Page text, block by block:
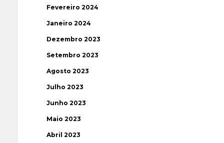
Fevereiro 2024
Janeiro 2024
Dezembro 2023
Setembro 2023
Agosto 2023
Julho 2023
Junho 2023
Maio 2023
Abril 2023